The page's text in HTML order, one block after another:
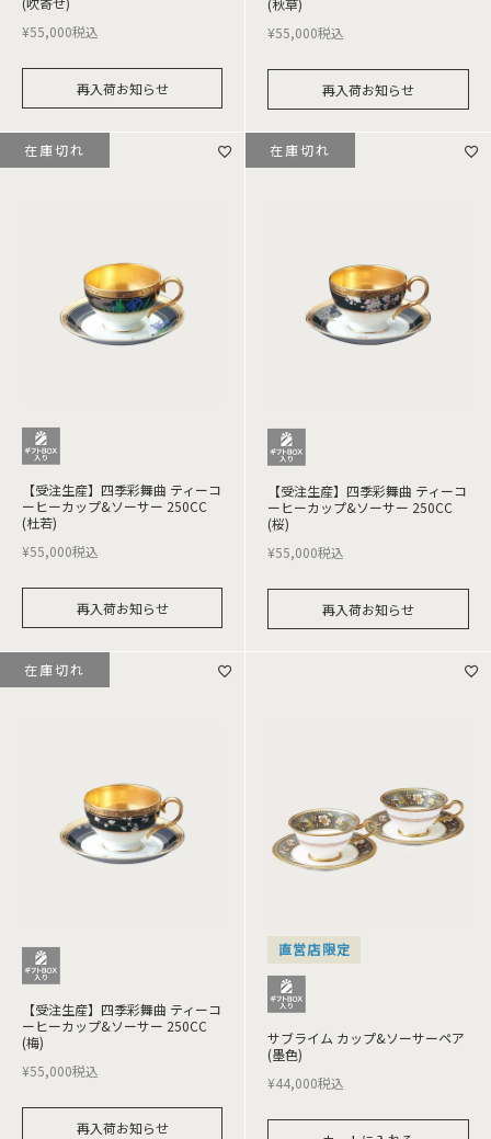
¥55,000税込
再入荷お知らせ
¥55,000税込
再入荷お知らせ
【受注生産】四季彩舞曲 ティーコ
ーヒーカップ&ソーサー 250CC
(杜若)
¥55,000税込
再入荷お知らせ
在庫切れ
【受注生産】四季彩舞曲 ティーコ
ーヒーカップ&ソーサー 250CC
(桜)
¥55,000税込
再入荷お知らせ
在庫切れ
【受注生産】四季彩舞曲 ティーコ
ーヒーカップ&ソーサー 250CC
(梅)
¥55,000税込
再入荷お知らせ
在庫切れ
直営店限定
サブライム カップ&ソーサーペア
(墨色)
¥44,000税込